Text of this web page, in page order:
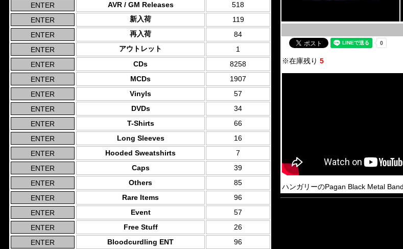
AVR / GM Releases
518
新入荷
119
再入荷
84
アウトレット
1
CDs
8258
MCDs
1907
Vinyls
57
DVDs
34
T-Shirts
66
Long Sleeves
16
Hooded Sweatshirts
7
Caps
39
Others
85
Rare Items
96
Event
57
Free Stuff
26
Bloodcurdling ENT
96
※在庫残り 5
ハンガリーのPagan Black Metal